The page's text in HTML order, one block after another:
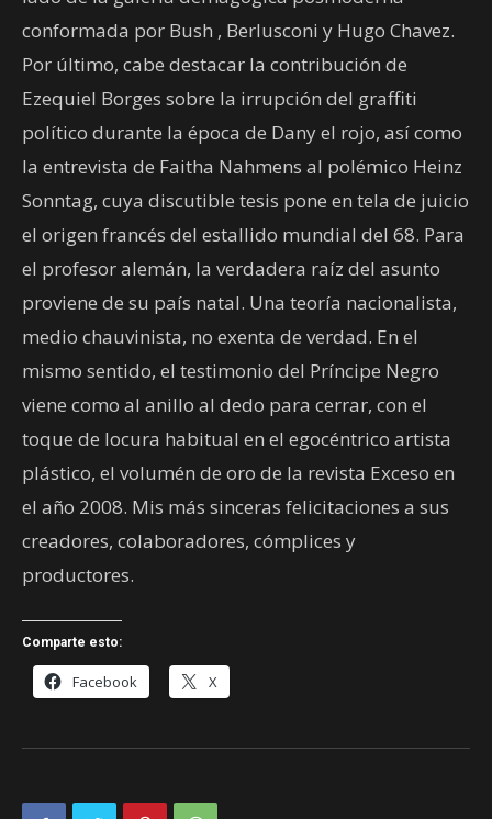
conformada por Bush , Berlusconi y Hugo Chavez.
Por último, cabe destacar la contribución de
Ezequiel Borges sobre la irrupción del graffiti
político durante la época de Dany el rojo, así como
la entrevista de Faitha Nahmens al polémico Heinz
Sonntag, cuya discutible tesis pone en tela de juicio
el origen francés del estallido mundial del 68. Para
el profesor alemán, la verdadera raíz del asunto
proviene de su país natal. Una teoría nacionalista,
medio chauvinista, no exenta de verdad. En el
mismo sentido, el testimonio del Príncipe Negro
viene como al anillo al dedo para cerrar, con el
toque de locura habitual en el egocéntrico artista
plástico, el volumén de oro de la revista Exceso en
el año 2008. Mis más sinceras felicitaciones a sus
creadores, colaboradores, cómplices y
productores.
Comparte esto:
Facebook X